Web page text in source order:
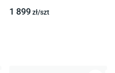
1 899zł/szt